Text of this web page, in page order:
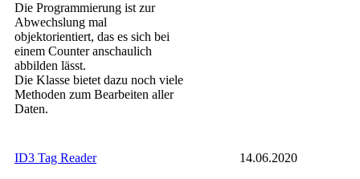
Die Programmierung ist zur
Abwechslung mal
objektorientiert, das es sich bei
einem Counter anschaulich
abbilden lässt.
Die Klasse bietet dazu noch viele
Methoden zum Bearbeiten aller
Daten.
ID3 Tag Reader 14.06.2020